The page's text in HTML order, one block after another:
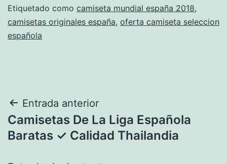
Etiquetado como camiseta mundial españa 2018,
camisetas originales españa, oferta camiseta seleccion
española
Navegación
de
Entrada anterior
Camisetas De La Liga Española
Baratas ✓ Calidad Thailandia